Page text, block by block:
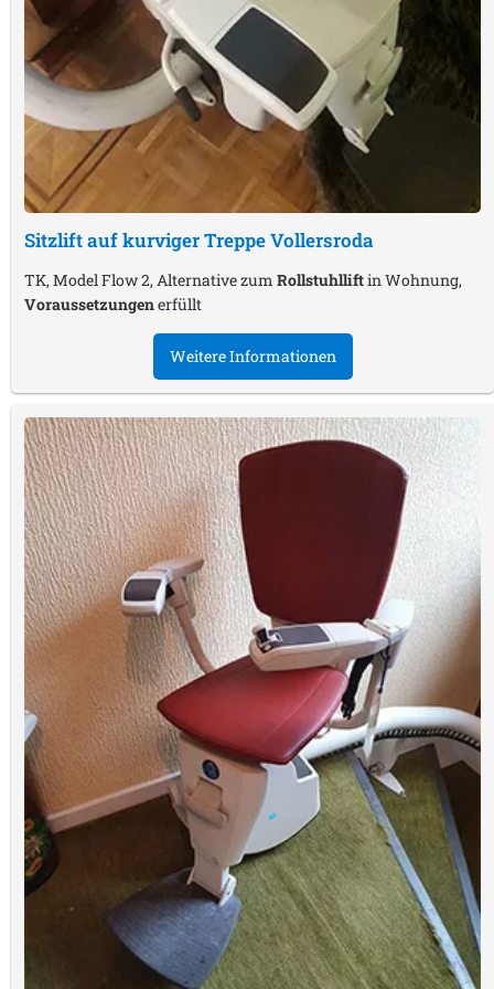
Sitzlift auf kurviger TreppeVollersroda
TK, Model Flow 2, Alternative zum Rollstuhlliftin Wohnung,
Voraussetzungenerfüllt
Weitere Informationen